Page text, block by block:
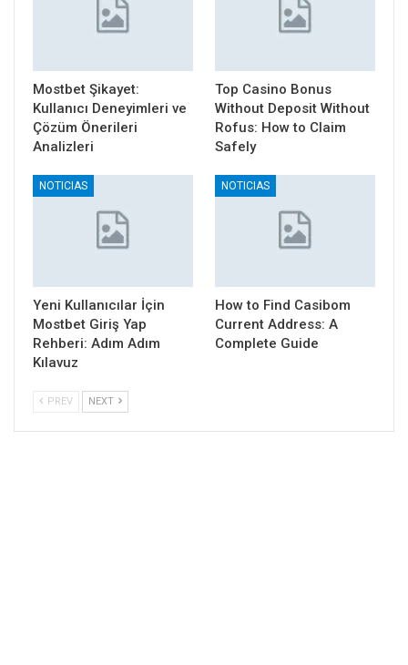
Mostbet Şikayet:
Kullanıcı Deneyimleri ve
Çözüm Önerileri
Analizleri
Top Casino Bonus
Without Deposit Without
Rofus: How to Claim
Safely
NOTICIAS
Yeni Kullanıcılar İçin
Mostbet Giriş Yap
Rehberi: Adım Adım
Kılavuz
NOTICIAS
How to Find Casibom
Current Address: A
Complete Guide
PREV NEXT